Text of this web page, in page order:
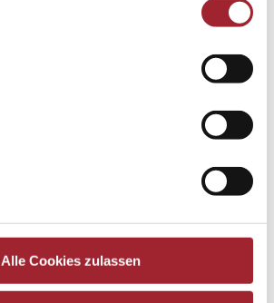
Alle Cookies zulassen